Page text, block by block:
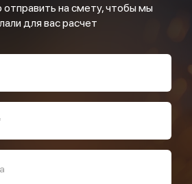
на смету, чтобы мы
для вас расчет